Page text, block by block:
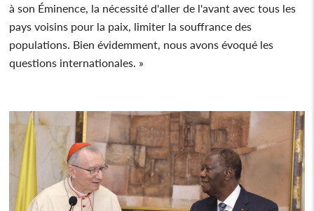
à son Éminence, la nécessité d'aller de l'avant avec tous les
pays voisins pour la paix, limiter la souffrance des
populations. Bien évidemment, nous avons évoqué les
questions internationales. »